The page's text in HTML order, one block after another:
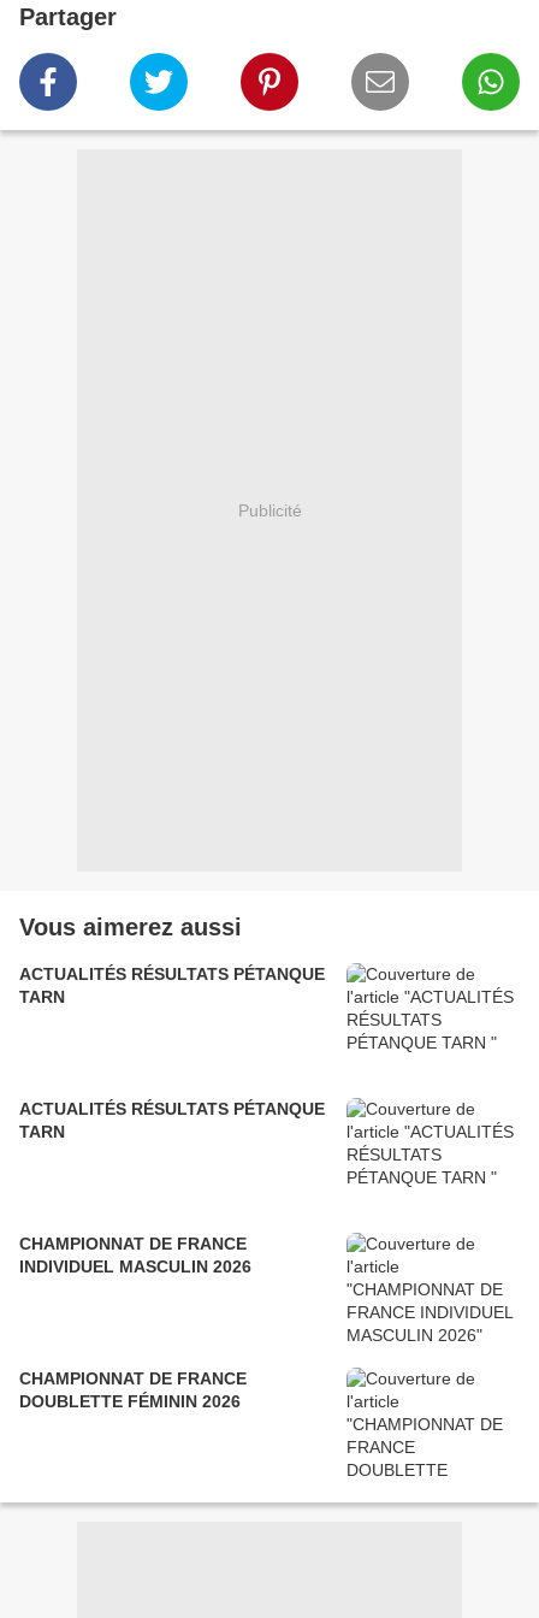
Partager
Publicité
Vous aimerez aussi
ACTUALITÉS RÉSULTATS PÉTANQUE
TARN
ACTUALITÉS RÉSULTATS PÉTANQUE
TARN
CHAMPIONNAT DE FRANCE
INDIVIDUEL MASCULIN 2026
CHAMPIONNAT DE FRANCE
DOUBLETTE FÉMININ 2026